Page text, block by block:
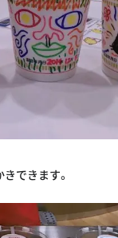
できます。